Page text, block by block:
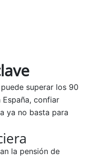
superar los 90
España, confiar
ya no basta para
la pensión de